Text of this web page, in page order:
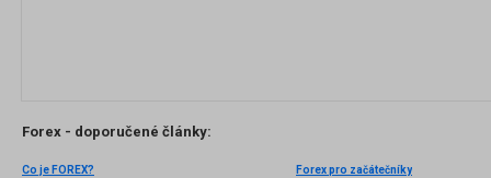
Forex - doporučené články:
Co je FOREX?
Forex pro začátečníky